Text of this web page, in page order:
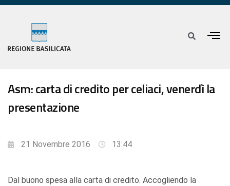
Asm: carta di credito per celiaci, venerdì la
presentazione
21 Novembre 2016 13:44
Dal buono spesa alla carta di credito. Accogliendo la